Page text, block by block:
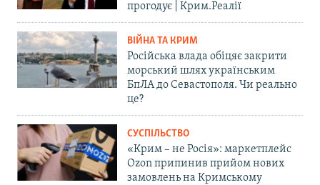
прогодує | Крим.Реалії
ВІЙНА ТА КРИМ
Російська влада обіцяє закрити
морський шлях українським
БпЛА до Севастополя. Чи реально
це?
СУСПІЛЬСТВО
«Крим – не Росія»: маркетплейс
Ozon припинив прийом нових
замовлень на Кримському